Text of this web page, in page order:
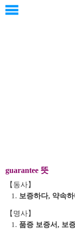
guarantee 뜻
【동사】
1. 보증하다, 약속
【명사】
1. 품증 보증서, 보